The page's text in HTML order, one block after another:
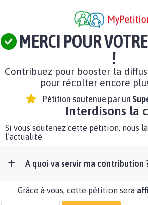
MERCI POUR
!
Contribuez pour booster la
pour récolter encore
Pétition soutenue par un
Interdisons la
Si vous soutenez cette pétition, nous
l’actualité.
A quoi va servir ma contribution
Grâce à vous, cette pétition sera